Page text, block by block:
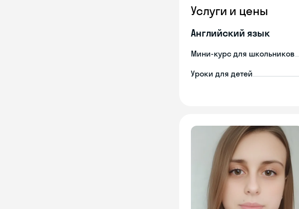
Услуги и цены
Английский язык
Мини-курс для школьников
Уроки для детей